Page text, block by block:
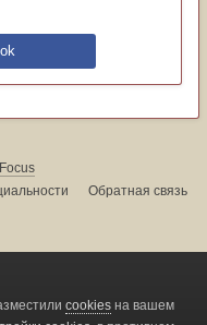
Обратная связь
cookies на вашем